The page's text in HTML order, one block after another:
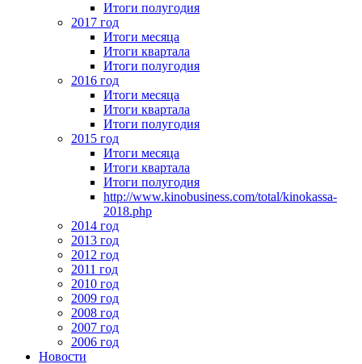
Итоги полугодия
2017 год
Итоги месяца
Итоги квартала
Итоги полугодия
2016 год
Итоги месяца
Итоги квартала
Итоги полугодия
2015 год
Итоги месяца
Итоги квартала
Итоги полугодия
http://www.kinobusiness.com/total/kinokassa-
2018.php
2014 год
2013 год
2012 год
2011 год
2010 год
2009 год
2008 год
2007 год
2006 год
Новости